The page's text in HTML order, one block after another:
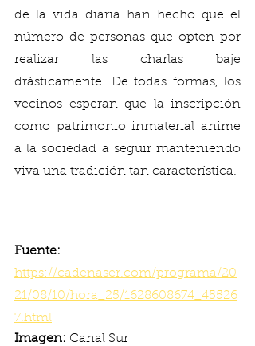
de la vida diaria han hecho que el
número de personas que opten por
realizar las charlas baje
drásticamente. De todas formas, los
vecinos esperan que la inscripción
como patrimonio inmaterial anime
a la sociedad a seguir manteniendo
viva una tradición tan característica.
https://cadenaser.com/programa/20
21/08/10/hora_25/1628608674_45526
7.html
Imagen: Canal Sur